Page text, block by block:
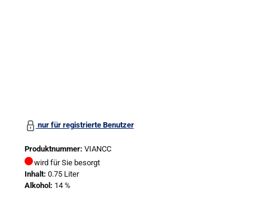
nur für registrierte Benutzer
Produktnummer: VIANCC
wird für Sie besorgt
Inhalt: 0.75 Liter
Alkohol: 14 %